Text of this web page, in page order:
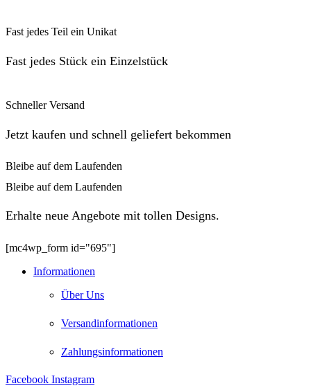
Fast jedes Teil ein Unikat
Fast jedes Stück ein Einzelstück
Schneller Versand
Jetzt kaufen und schnell geliefert bekommen
Bleibe auf dem Laufenden
Bleibe auf dem Laufenden
Erhalte neue Angebote mit tollen Designs.
[mc4wp_form id="695"]
Informationen
Über Uns
Versandinformationen
Zahlungsinformationen
Facebook Instagram